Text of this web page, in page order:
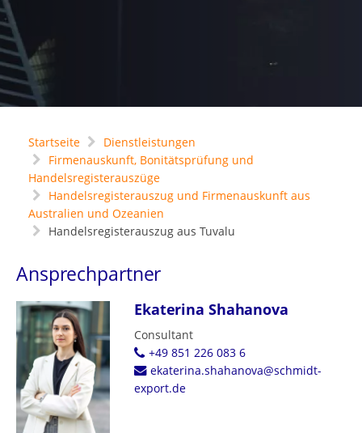
Startseite
Dienstleistungen
Firmenauskunft, Bonitätsprüfung und
Handelsregisterauszüge
Handelsregisterauszug und Firmenauskunft aus
Australien und Ozeanien
Handelsregisterauszug aus Tuvalu
Ansprechpartner
Ekaterina Shahanova
Consultant
+49 851 226 083 6
ekaterina.shahanova@schmidt-
export.de